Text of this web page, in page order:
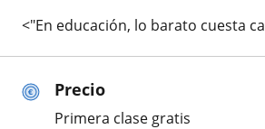
Precio
Primera clase gratis
<"En educación, lo barato cuesta